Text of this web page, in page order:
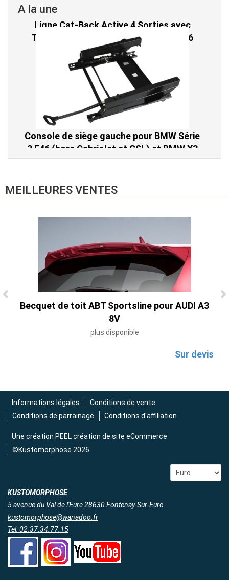
A la une
Ligne Cat-Back Active 4 Sorties avec
Tube en H pour Ford Mustang GT & V6
(2015-2023)
Console de siège gauche pour BMW Série
3 E46 (hors Cabriolet et CSL) et BMW X3
E83 (2004-2010)
MEILLEURES VENTES
Becquet de toit ABT Sportsline pour AUDI A3
8V
plus disponible
Sur devis
Informations légales
Conditions de vente
Conditions de parrainage
Conditions d'affiliation
Une création PEEL création de site eCommerce
©Kustomorphose 2026
KUSTOMORPHOSE
5 avenue du Val de l'Eure 28630 Fontenay-Sur-Eure
kustomorphose@wanadoo.fr
Tel: 02.37.34.77.15